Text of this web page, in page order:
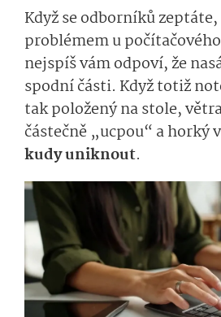
Když se odborníků
problémem u
nejspíš vám odpoví, že
spodní části. Když totiž
tak položený na stole,
částečně „ucpou“ a horký
kudy uniknout.